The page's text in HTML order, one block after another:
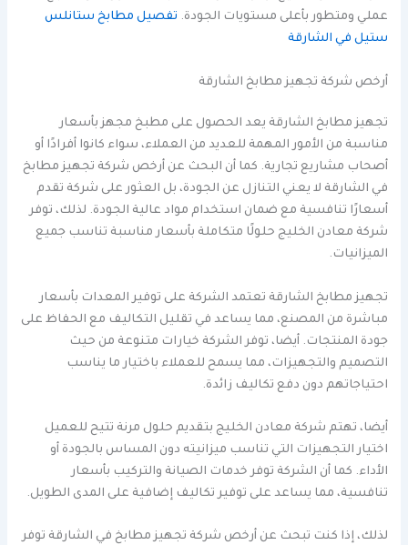
عملي ومتطور بأعلى مستويات الجودة. تفصيل مطابخ ستانلس
ستيل في الشارقة
أرخص شركة تجهيز مطابخ الشارقة
تجهيز مطابخ الشارقة يعد الحصول على مطبخ مجهز بأسعار
مناسبة من الأمور المهمة للعديد من العملاء، سواء كانوا أفرادًا أو
أصحاب مشاريع تجارية. كما أن البحث عن أرخص شركة تجهيز مطابخ
في الشارقة لا يعني التنازل عن الجودة، بل العثور على شركة تقدم
أسعارًا تنافسية مع ضمان استخدام مواد عالية الجودة. لذلك، توفر
شركة معادن الخليج حلولًا متكاملة بأسعار مناسبة تناسب جميع
الميزانيات.
تجهيز مطابخ الشارقة تعتمد الشركة على توفير المعدات بأسعار
مباشرة من المصنع، مما يساعد في تقليل التكاليف مع الحفاظ على
جودة المنتجات. أيضا، توفر الشركة خيارات متنوعة من حيث
التصميم والتجهيزات، مما يسمح للعملاء باختيار ما يناسب
احتياجاتهم دون دفع تكاليف زائدة.
أيضا، تهتم شركة معادن الخليج بتقديم حلول مرنة تتيح للعميل
اختيار التجهيزات التي تناسب ميزانيته دون المساس بالجودة أو
الأداء. كما أن الشركة توفر خدمات الصيانة والتركيب بأسعار
تنافسية، مما يساعد على توفير تكاليف إضافية على المدى الطويل.
لذلك، إذا كنت تبحث عن أرخص شركة تجهيز مطابخ في الشارقة توفر